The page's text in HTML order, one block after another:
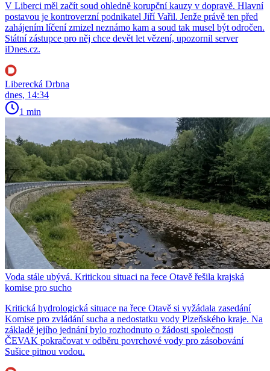
V Liberci měl začít soud ohledně korupční kauzy v dopravě. Hlavní
postavou je kontroverzní podnikatel Jiří Vařil. Jenže právě ten před
zahájením líčení zmizel neznámo kam a soud tak musel být odročen.
Státní zástupce pro něj chce devět let vězení, upozornil server
iDnes.cz.
Liberecká Drbna
dnes, 14:34
1 min
Voda stále ubývá. Kritickou situaci na řece Otavě řešila krajská
komise pro sucho
Kritická hydrologická situace na řece Otavě si vyžádala zasedání
Komise pro zvládání sucha a nedostatku vody Plzeňského kraje. Na
základě jejího jednání bylo rozhodnuto o žádosti společnosti
ČEVAK pokračovat v odběru povrchové vody pro zásobování
Sušice pitnou vodou.